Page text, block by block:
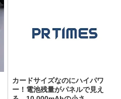
カードサイズなのにハイパワ
ー！電池残量がパネルで見え